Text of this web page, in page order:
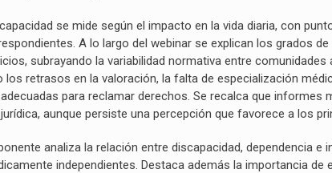
se mide según el impacto en la vida diaria, con
A lo largo del webinar se explican los grados
subrayando la variabilidad normativa entre
retrasos en la valoración, la falta de especialización
para reclamar derechos. Se recalca que informes
aunque persiste una percepción que favorece a los
analiza la relación entre discapacidad, dependencia e
independientes. Destaca además la importancia de